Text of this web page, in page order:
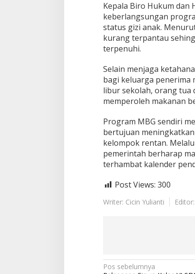
s
w
a
Kepala Biro Hukum dan
keberlangsungan
status gizi anak.
kurang terpantau
terpenuhi.
Selain menjaga
bagi keluarga penerima
libur sekolah, orang tua
memperoleh makanan
Program MBG sendiri
bertujuan
kelompok rentan.
pemerintah berharap
terhambat kalender
Post Views: 300
Writer: Cicin Yulianti
N
Pos sebelumnya